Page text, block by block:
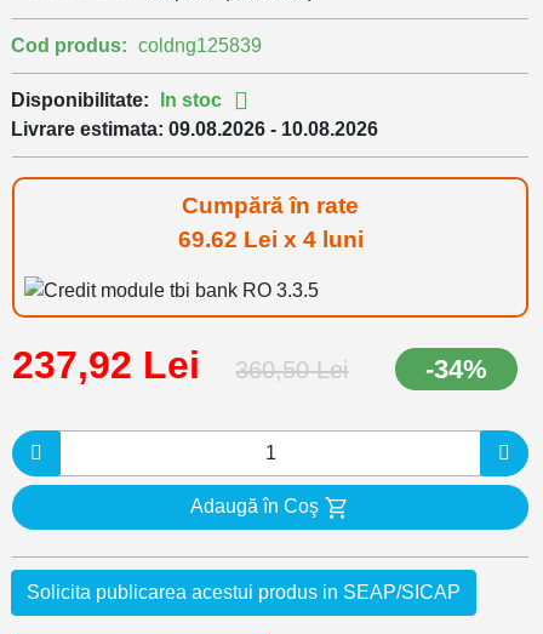
Cod produs: coldng125839
Disponibilitate:
In stoc
Livrare estimata: 09.08.2026 - 10.08.2026
Cumpără în rate
69.62 Lei x 4 luni
237,92 Lei 360,50 Lei -34%
Adaugă în Coş
Solicita publicarea acestui produs in SEAP/SICAP